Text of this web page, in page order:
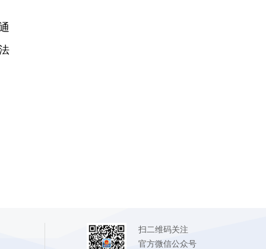
扫二维码关注
官方微信公众号